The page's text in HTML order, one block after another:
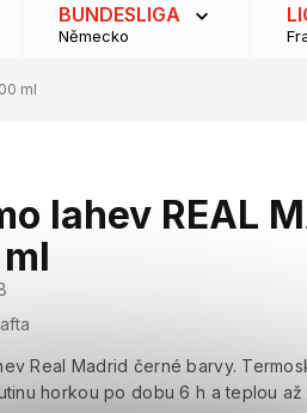
BUNDESLIGA
Německo
ml
lahev REAL
Real Madrid černé barvy.
horkou po dobu 6 h a teplou až